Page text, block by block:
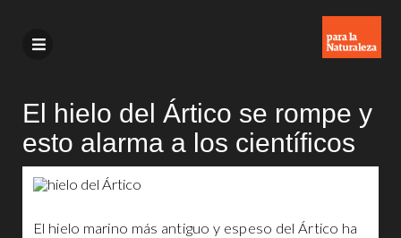
El hielo del Ártico se rompe y
esto alarma a los científicos
El hielo marino más antiguo y espeso del Ártico ha